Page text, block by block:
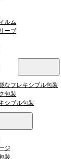
ルム
ーブ
なフレキシブル包装
包装
シブル包装
ジ
装